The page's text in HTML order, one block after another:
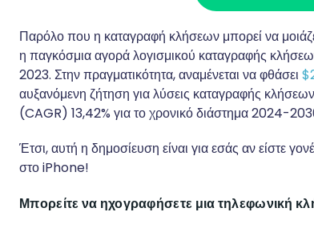
Παρόλο που η καταγραφή κλήσεων μπορεί να
η παγκόσμια αγορά λογισμικού καταγραφής κλήσεων
2023. Στην πραγματικότητα, αναμένεται να φθάσει
αυξανόμενη ζήτηση για λύσεις καταγραφής
(CAGR) 13,42% για το χρονικό διάστημα 2024-
Έτσι, αυτή η δημοσίευση είναι για εσάς αν είστε
στο iPhone!
Μπορείτε να ηχογραφήσετε μια τηλεφωνική